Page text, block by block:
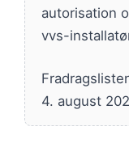
autorisation
vvs-
4. august